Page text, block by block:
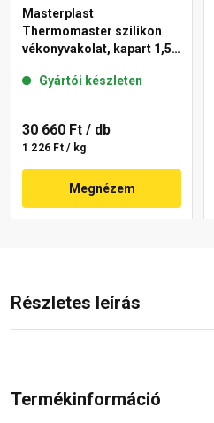
Masterplast
Thermomaster szilikon
vékonyvakolat, kapart 1,5
Gyártói készleten
30 660 Ft / db
1 226 Ft / kg
Megnézem
Részletes leírás
Termékinformáció